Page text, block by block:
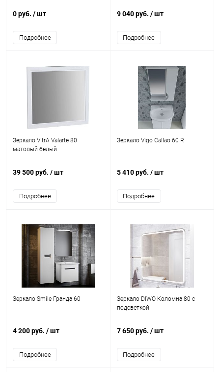
0 руб. / шт
Подробнее
9 040 руб. / шт
Подробнее
Зеркало VitrA Valarte 80
матовый белый
39 500 руб. / шт
Подробнее
Зеркало Vigo Callao 60 R
5 410 руб. / шт
Подробнее
Зеркало Smile Гранда 60
4 200 руб. / шт
Подробнее
Зеркало DIWO Коломна 80 с
подсветкой
7 650 руб. / шт
Подробнее